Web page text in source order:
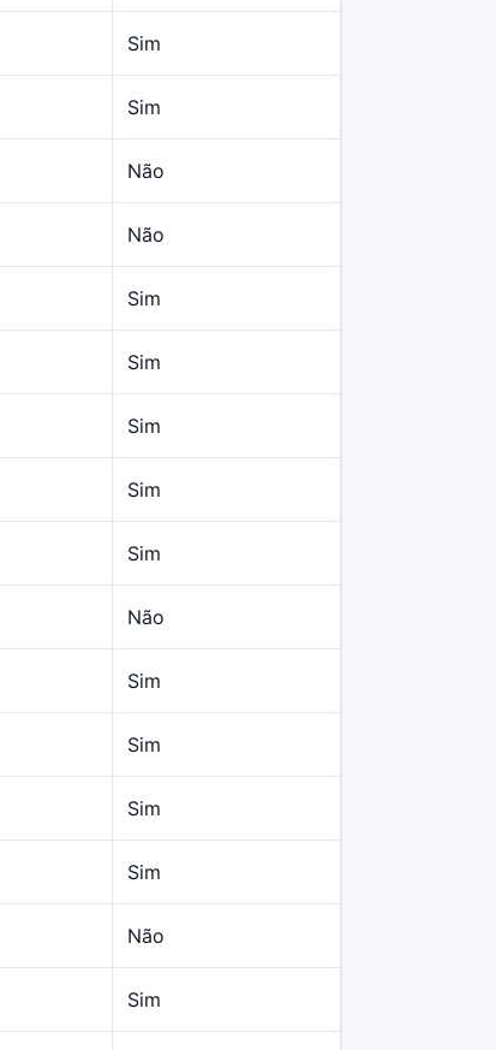
Sim
Sim
Não
Não
Sim
Sim
Sim
Sim
Sim
Não
Sim
Sim
Sim
Sim
Não
Sim